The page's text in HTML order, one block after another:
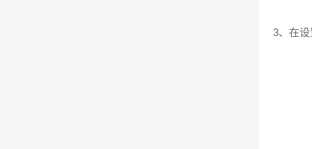
3、在设